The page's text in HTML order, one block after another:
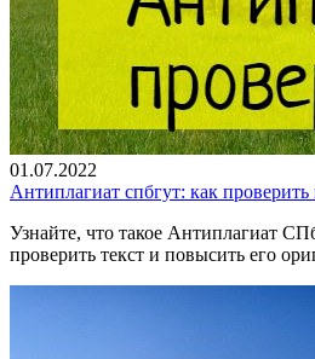
01.07.2022
Антиплагиат спбгут: как
Узнайте, что такое Антиплагиат
проверить текст и повысить его